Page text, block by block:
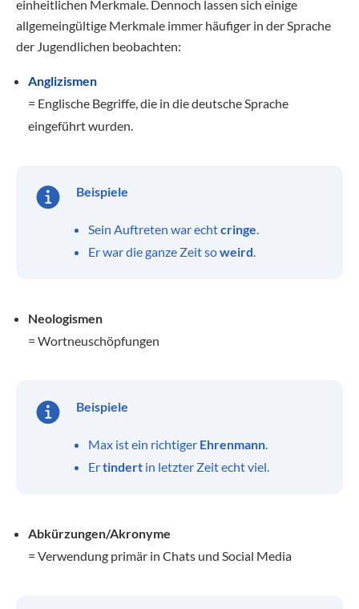
einheitlichen Merkmale. Dennoch lassen sich einige
allgemeingültige Merkmale immer häufiger in der Sprache
der Jugendlichen beobachten:
Anglizismen
= Englische Begriffe, die in die deutsche Sprache
eingeführt wurden.
Beispiele
Sein Auftreten war echtcringe.
Er war die ganze Zeit soweird.
Neologismen
= Wortneuschöpfungen
Beispiele
Max ist ein richtiger Ehrenmann.
Ertindert in letzter Zeit echt viel.
Abkürzungen/Akronyme
= Verwendung primär in Chats und Social Media